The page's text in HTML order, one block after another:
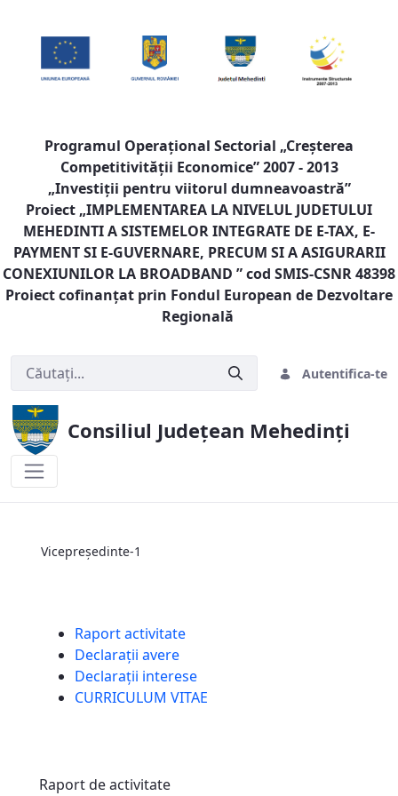
Programul Operaţional Sectorial „Creşterea
Competitivităţii Economice” 2007 - 2013
„Investiţii pentru viitorul dumneavoastră”
Proiect „IMPLEMENTAREA LA NIVELUL JUDETULUI
MEHEDINTI A SISTEMELOR INTEGRATE DE E-TAX, E-
PAYMENT SI E-GUVERNARE, PRECUM SI A ASIGURARII
CONEXIUNILOR LA BROADBAND ” cod SMIS-CSNR 48398
Proiect cofinanţat prin Fondul European de Dezvoltare
Regională
Autentifica-te
Consiliul Județean Mehedinți
Vicepreședinte-1
Raport activitate
Declarații avere
Declarații interese
CURRICULUM VITAE
Raport de activitate